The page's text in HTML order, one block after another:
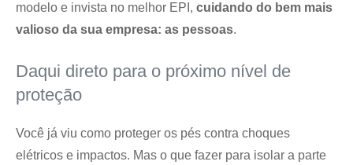
modelo e invista no melhor EPI, cuidando do bem mais
valioso da sua empresa: as pessoas.
Daqui direto para o próximo nível de
proteção
Você já viu como proteger os pés contra choques
elétricos e impactos. Mas o que fazer para isolar a parte